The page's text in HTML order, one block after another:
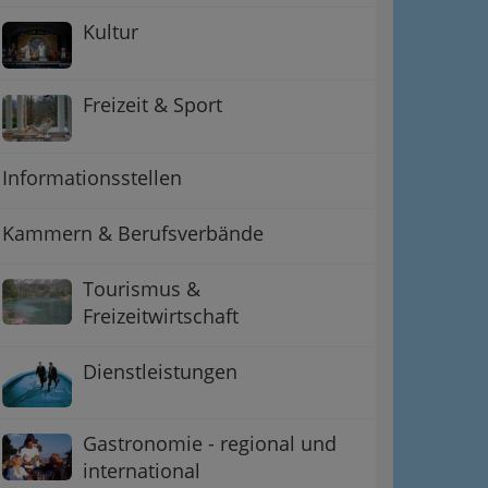
Kultur
Freizeit & Sport
Informationsstellen
Kammern & Berufsverbände
Tourismus &
Freizeitwirtschaft
Dienstleistungen
Gastronomie - regional und
international